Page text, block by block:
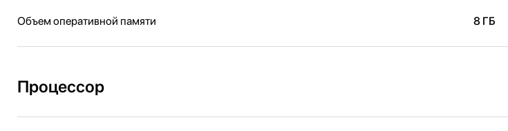
Объем оперативной памяти 8 ГБ
Процессор